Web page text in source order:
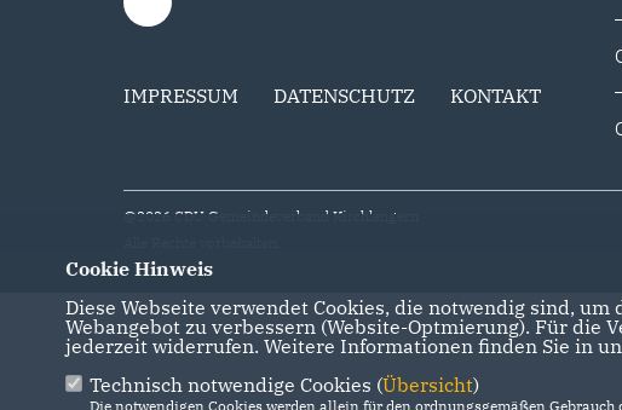
IMPRESSUM DATENSCHUTZ KONTAKT
@2026 CDU Gemeindeverband Kirchlengern
Cookie Hinweis
Diese Webseite verwendet Cookies, die notwendig sind,
Webangebot zu verbessern (Website-Optmierung). Für
jederzeit widerrufen. Weitere Informationen finden Sie in
Technisch notwendige Cookies (Übersicht)
Die notwendigen Cookies werden allein für den ordnungsgemäßen Gebrauch